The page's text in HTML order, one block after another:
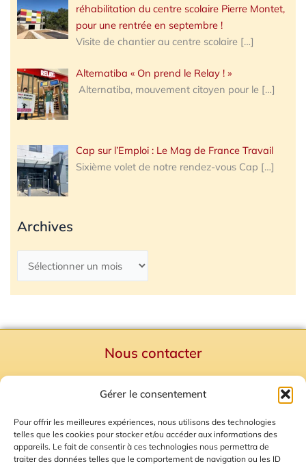
Gérer le consentement
Pour offrir les meilleures expériences, nous utilisons des technologies
telles que les cookies pour stocker et/ou accéder aux informations des
appareils. Le fait de consentir à ces technologies nous permettra de
traiter des données telles que le comportement de navigation ou les ID
réhabilitation du centre scolaire Pierre Montet,
pour une rentrée en septembre !
Visite de chantier au centre scolaire […]
Alternatiba « On prend le Relay ! »
Alternatiba, mouvement citoyen pour le […]
Cap sur l’Emploi : Le Mag de France Travail
Sixième volet de notre rendez-vous Cap […]
Archives
Nous contacter
Mentions Légales
Plan du site
Gestion des Cookies